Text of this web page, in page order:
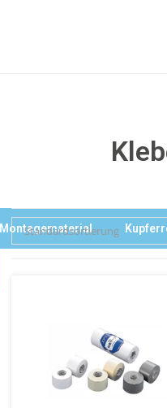
Montagematerial
Standardsortierung